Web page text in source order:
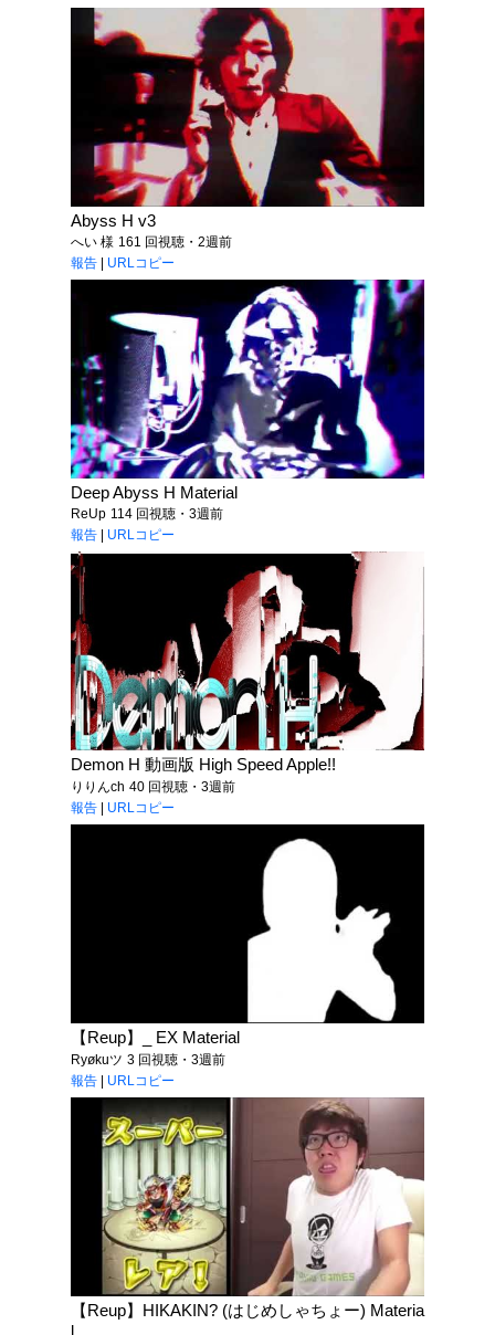
Abyss H v3
へい 様 161 回視聴・2週前
報告
URLコピー
Deep Abyss H Material
ReUp 114 回視聴・3週前
報告
URLコピー
Demon H 動画版 High Speed Apple!!
りりんch 40 回視聴・3週前
報告
URLコピー
【Reup】_ EX Material
Ryøkuツ 3 回視聴・3週前
報告
URLコピー
【Reup】HIKAKIN? (はじめしゃちょー) Materia
l